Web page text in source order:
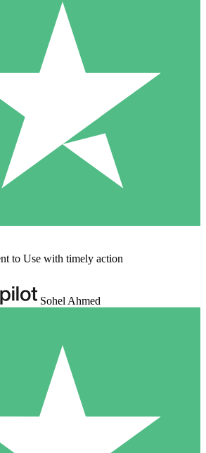
to Use with timely action
Sohel Ahmed